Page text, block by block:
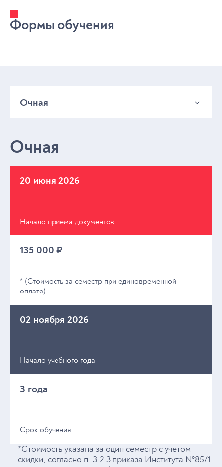
Формы обучения
Очная
Очная
20 июня 2026
Начало приема документов
135 000 ₽
* (Стоимость за семестр при единовременной
оплате)
3 года
Срок обучения
02 ноября 2026
Начало учебного года
*Стоимость указана за один семестр с учетом
скидки, согласно п. 3.2.3 приказа Института №85/1